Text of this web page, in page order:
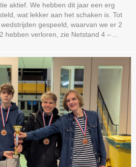
aktief. We hebben dit jaar een erg
wat lekker aan het schaken is. Tot
gespeeld, waarvan we er 2
hebben verloren, zie Netstand 4 –…